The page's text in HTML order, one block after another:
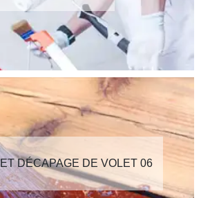
DÉCAPAGE DE VOLET 06